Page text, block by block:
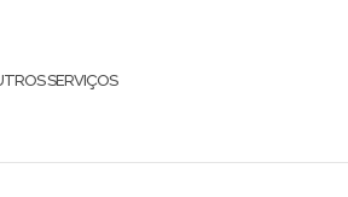
SERVIÇOS